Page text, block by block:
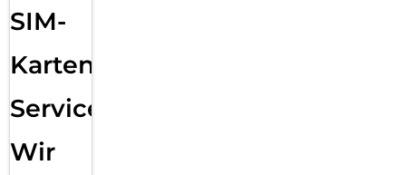
SIM-
Karten
Service:
Wir